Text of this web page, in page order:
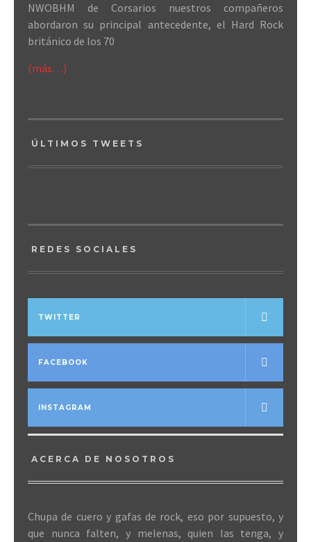
NWOBHM de Corsarios nuestros compañeros
abordaron su principal antecedente, el Hard Rock
británico de los 70
(más…)
ÚLTIMOS TWEETS
REDES SOCIALES
TWITTER
FACEBOOK
INSTAGRAM
ACERCA DE NOSOTROS
Chupa de cuero y gafas de rock, eso por supuesto, y
que nunca falten, y melenas, quien las tenga, y